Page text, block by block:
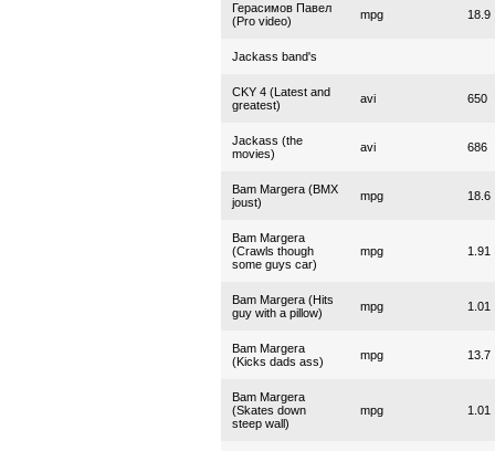
Герасимов Павел
(Pro video)
mpg 18.9
Jackass band's
CKY 4 (Latest and
greatest)
avi 650
Jackass (the
movies)
avi 686
Bam Margera (BMX
joust)
mpg 18.6
Bam Margera
(Crawls though
some guys car)
mpg 1.91
Bam Margera (Hits
guy with a pillow)
mpg 1.01
Bam Margera
(Kicks dads ass)
mpg 13.7
Bam Margera
(Skates down
steep wall)
mpg 1.01